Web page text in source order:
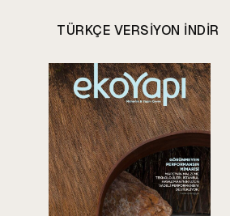
TÜRKÇE VERSIYON INDIR